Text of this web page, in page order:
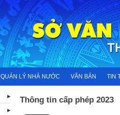
QUẢN LÝ NHÀ NƯỚC VĂN BẢN TIN
Thông tin cấp phép 2023